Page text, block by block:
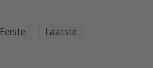
Eerste Laatste